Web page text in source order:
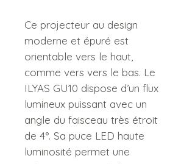
Ce projecteur au design
moderne et épuré est
orientable vers le haut,
comme vers vers le bas. Le
ILYAS GU10 dispose d’un flux
lumineux puissant avec un
angle du faisceau très étroit
de 4°. Sa puce LED haute
luminosité permet une